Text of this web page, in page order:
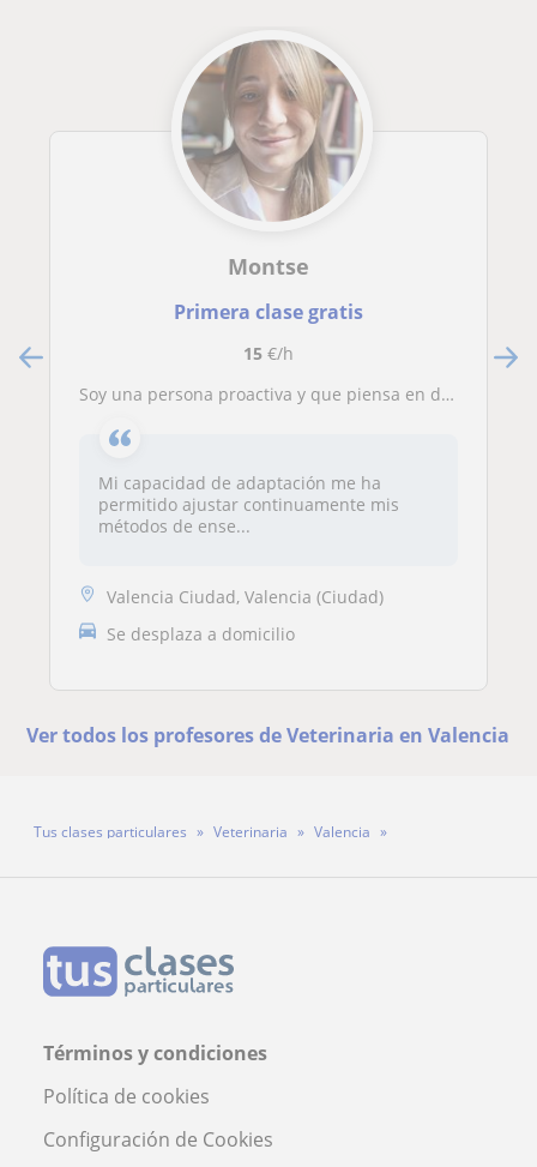
Montse
Primera clase gratis
15€/h
Soy una persona proactiva y que piensa en dejar el mundo mejor de cómo lo hemos encontrado a través de la educación de jovenes
Mi capacidad de adaptación me ha
permitido ajustar continuamente mis
métodos de ense...
Valencia Ciudad, Valencia (Ciudad)
Se desplaza a domicilio
Ver todos los profesores de Veterinaria en Valencia
Tus clases particulares Veterinaria
Valencia
Términos y condiciones
Política de cookies
Configuración de Cookies